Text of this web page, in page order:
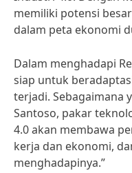
memiliki potensi
dalam peta ekonomi
Dalam menghadapi
siap untuk
terjadi. Sebagaimana
Santoso, pakar
4.0 akan membawa
kerja dan ekonomi,
menghadapinya.”